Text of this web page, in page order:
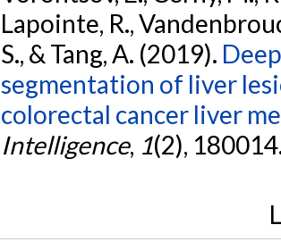
Lapointe, R.,
S., & Tang, A. (2019).
segmentation of liver
colorectal cancer liver
Intelligence, 1(2),